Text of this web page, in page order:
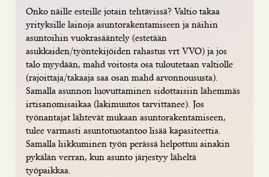
Onko näille esteille jotain tehtävissä? Valtio takaa
yrityksille lainoja asuntorakentamiseen ja näihin
asuntoihin vuokrasääntely (estetään
asukkaiden/työntekijöiden rahastus vrt VVO) ja jos
talo myydään, mahd voitosta osa tuloutetaan valtiolle
(rajoittaja/takaaja saa osan mahd arvonnoususta).
Samalla asunnon luovuttaminen sidottaisiin lähemmäs
irtisanomisaikaa (lakimuutos tarvittanee). Jos
työnantajat lähtevät mukaan asuntorakentamiseen,
tulee varmasti asuntotuotantoo lisää kapasiteettia.
Samalla liikkuminen työn perässä helpottuu ainakin
pykälän verran, kun asunto järjestyy läheltä
työpaikkaa.